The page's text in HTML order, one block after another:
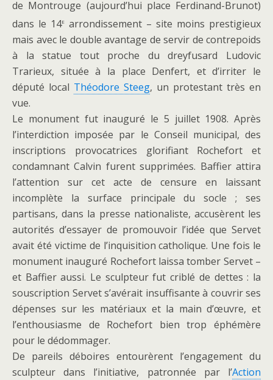
de Montrouge (aujourd’hui place Ferdinand-Brunot)
dans le 14e arrondissement – site moins prestigieux
mais avec le double avantage de servir de contrepoids
à la statue tout proche du dreyfusard Ludovic
Trarieux, située à la place Denfert, et d’irriter le
député local Théodore Steeg, un protestant très en
vue.
Le monument fut inauguré le 5 juillet 1908. Après
l’interdiction imposée par le Conseil municipal, des
inscriptions provocatrices glorifiant Rochefort et
condamnant Calvin furent supprimées. Baffier attira
l’attention sur cet acte de censure en laissant
incomplète la surface principale du socle ; ses
partisans, dans la presse nationaliste, accusèrent les
autorités d’essayer de promouvoir l’idée que Servet
avait été victime de l’inquisition catholique. Une fois le
monument inauguré Rochefort laissa tomber Servet –
et Baffier aussi. Le sculpteur fut criblé de dettes : la
souscription Servet s’avérait insuffisante à couvrir ses
dépenses sur les matériaux et la main d’œuvre, et
l’enthousiasme de Rochefort bien trop éphémère
pour le dédommager.
De pareils déboires entourèrent l’engagement du
sculpteur dans l’initiative, patronnée par l’Action